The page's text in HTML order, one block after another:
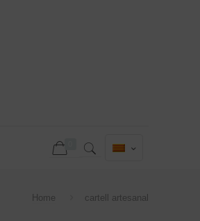
Home cartell artesanal